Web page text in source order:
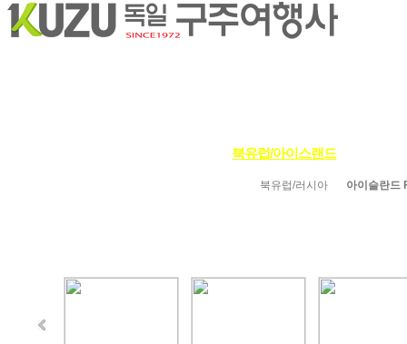
북유럽/아이스랜드
북유럽/러시아 아이슬란드